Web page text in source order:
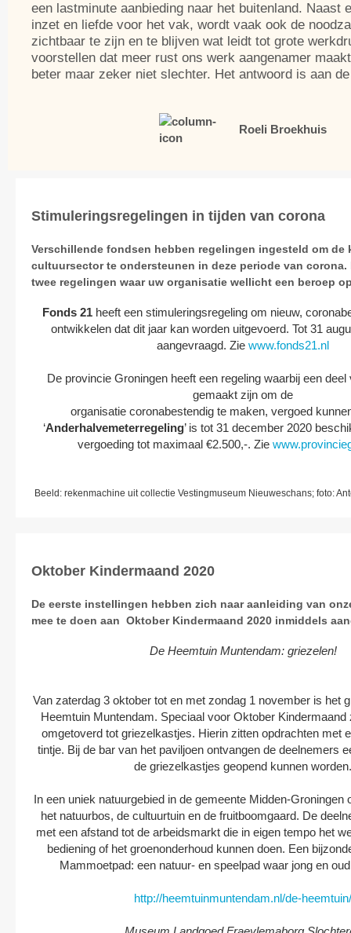
een lastminute aanbieding naar het buitenland. Naast
inzet en liefde voor het vak, wordt vaak ook de
zichtbaar te zijn en te blijven wat leidt tot grote
voorstellen dat meer rust ons werk aangenamer
beter maar zeker niet slechter. Het antwoord is aan
Roeli Broekhuis
Stimuleringsregelingen in tijden van corona
Verschillende fondsen hebben regelingen ingesteld om de
cultuursector te ondersteunen in deze periode van corona.
twee regelingen waar uw organisatie wellicht een beroep
Fonds 21 heeft een stimuleringsregeling om nieuw,
ontwikkelen dat dit jaar kan worden uitgevoerd. Tot 31
aangevraagd. Zie www.fonds21.nl
De provincie Groningen heeft een regeling waarbij een
gemaakt zijn om de
organisatie coronabestendig te maken, vergoed
‘Anderhalvemeterregeling’ is tot 31 december 2020
vergoeding tot maximaal €2.500,-. Zie
Beeld: rekenmachine uit collectie Vestingmuseum Nieuweschans; foto:
Oktober Kindermaand 2020
De eerste instellingen hebben zich naar aanleiding van
mee te doen aan Oktober Kindermaand 2020 inmiddels
De Heemtuin Muntendam: griezelen!
Van zaterdag 3 oktober tot en met zondag 1 november is het
Heemtuin Muntendam. Speciaal voor Oktober Kindermaand
omgetoverd tot griezelkastjes. Hierin zitten opdrachten met
tintje. Bij de bar van het paviljoen ontvangen de deelnemers
de griezelkastjes geopend kunnen worden.
In een uniek natuurgebied in de gemeente Midden-Groningen
het natuurbos, de cultuurtuin en de fruitboomgaard. De
met een afstand tot de arbeidsmarkt die in eigen tempo het
bediening of het groenonderhoud kunnen doen. Een
Mammoetpad: een natuur- en speelpad waar jong en
http://heemtuinmuntendam.nl/de-heemtuin/